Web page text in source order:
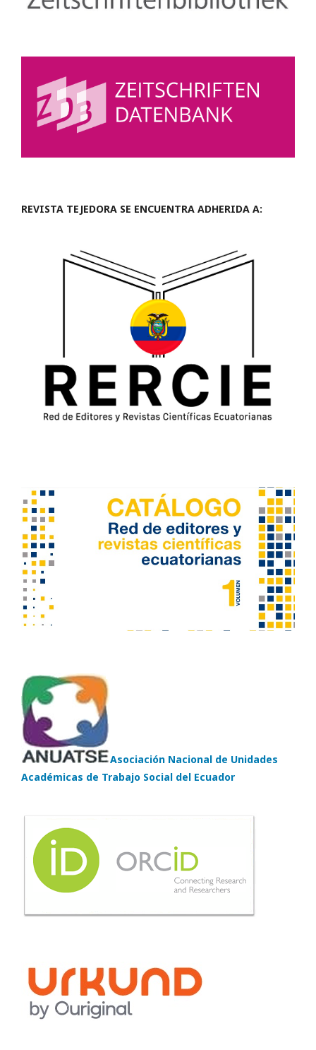
REVISTA TEJEDORA SE ENCUENTRA ADHERIDA A:
Asociación Nacional de Unidades
Académicas de Trabajo Social del Ecuador